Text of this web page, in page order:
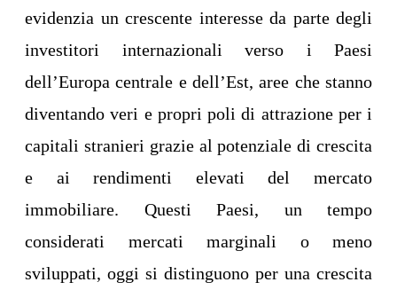
evidenzia un crescente interesse da parte degli
investitori internazionali verso i Paesi
dell’Europa centrale e dell’Est, aree che stanno
diventando veri e propri poli di attrazione per i
capitali stranieri grazie al potenziale di crescita
e ai rendimenti elevati del mercato
immobiliare. Questi Paesi, un tempo
considerati mercati marginali o meno
sviluppati, oggi si distinguono per una crescita